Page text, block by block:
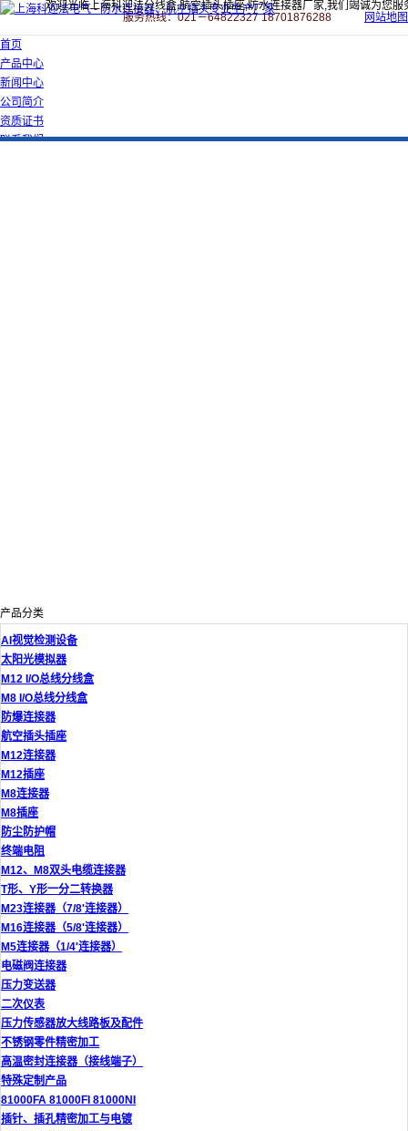
欢迎光临上海科迎法分线盒,航空插头插座,防水连接器厂家,我们竭诚为您服
服务热线：021－64822327 18701876288
网站地图
首页
产品中心
新闻中心
公司简介
资质证书
联系我们
产品分类
AI视觉检测设备
太阳光模拟器
M12 I/O总线分线盒
M8 I/O总线分线盒
防爆连接器
航空插头插座
M12连接器
M12插座
M8连接器
M8插座
防尘防护帽
终端电阻
M12、M8双头电缆连接器
T形、Y形一分二转换器
M23连接器（7/8'连接器）
M16连接器（5/8'连接器）
M5连接器（1/4'连接器）
电磁阀连接器
压力变送器
二次仪表
压力传感器放大线路板及配件
不锈钢零件精密加工
高温密封连接器（接线端子）
特殊定制产品
81000FA 81000FI 81000NI
插针、插孔精密加工与电镀